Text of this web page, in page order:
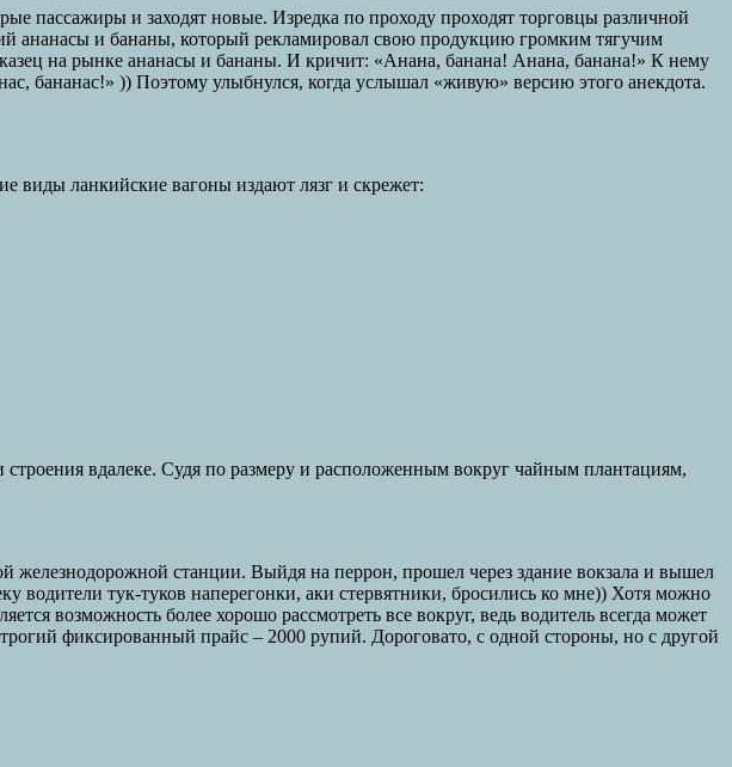
пассажиры и заходят новые. Изредка по проходу проходят торговцы различной
ананасы и бананы, который рекламировал свою продукцию громким тягучим
на рынке ананасы и бананы. И кричит: «Анана, банана! Анана, банана!» К нему
бананас!» )) Поэтому улыбнулся, когда услышал «живую» версию этого анекдота.
виды ланкийские вагоны издают лязг и скрежет:
вдалеке. Судя по размеру и расположенным вокруг чайным плантациям,
станции. Выйдя на перрон, прошел через здание вокзала и вышел
водители тук-туков наперегонки, аки стервятники, бросились ко мне)) Хотя можно
возможность более хорошо рассмотреть все вокруг, ведь водитель всегда может
фиксированный прайс – 2000 рупий. Дороговато, с одной стороны, но с другой